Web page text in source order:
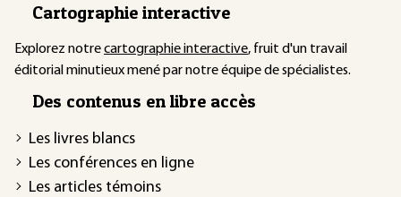
Cartographie interactive
Explorez notrecartographie interactive, fruit d'un travail
éditorial minutieux mené par notre équipe de spécialistes.
Des contenus en libre accès
Les livres blancs
Les conférences en ligne
Les articles témoins